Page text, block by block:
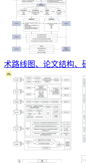
术路线图、论文结构、